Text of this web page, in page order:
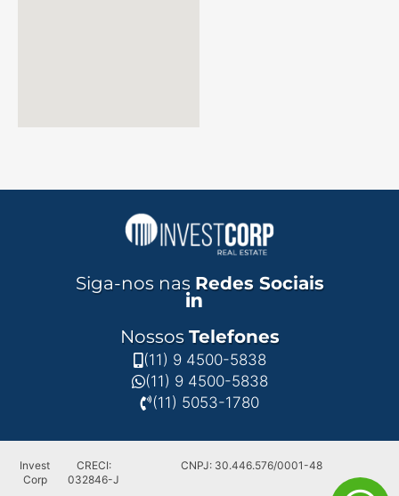
Siga-nos nas Redes Sociais
Nossos Telefones
(11) 9 4500-5838
(11) 9 4500-5838
(11) 5053-1780
Invest
Corp
CRECI:
032846-J
CNPJ: 30.446.576/0001-48